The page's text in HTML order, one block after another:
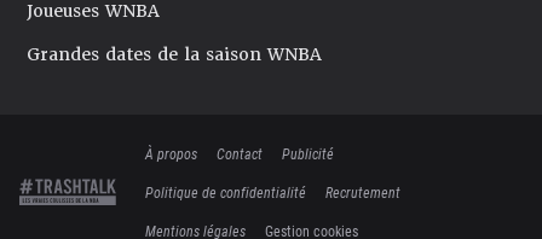
Joueuses WNBA
Grandes dates de la saison WNBA
À propos Contact
Publicité
Politique de confidentialité
Recrutement
Mentions légales
Gestion cookies